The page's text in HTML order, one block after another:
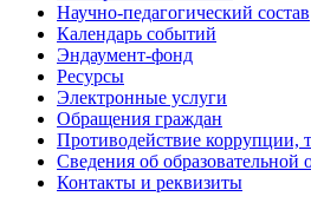
Научно-педагогический состав
Календарь событий
Эндаумент-фонд
Ресурсы
Электронные услуги
Обращения граждан
Противодействие коррупции,
Сведения об образовательной
Контакты и реквизиты